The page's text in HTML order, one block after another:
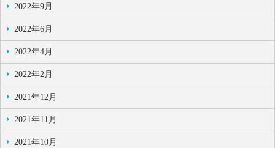
2022年9月
2022年6月
2022年4月
2022年2月
2021年12月
2021年11月
2021年10月